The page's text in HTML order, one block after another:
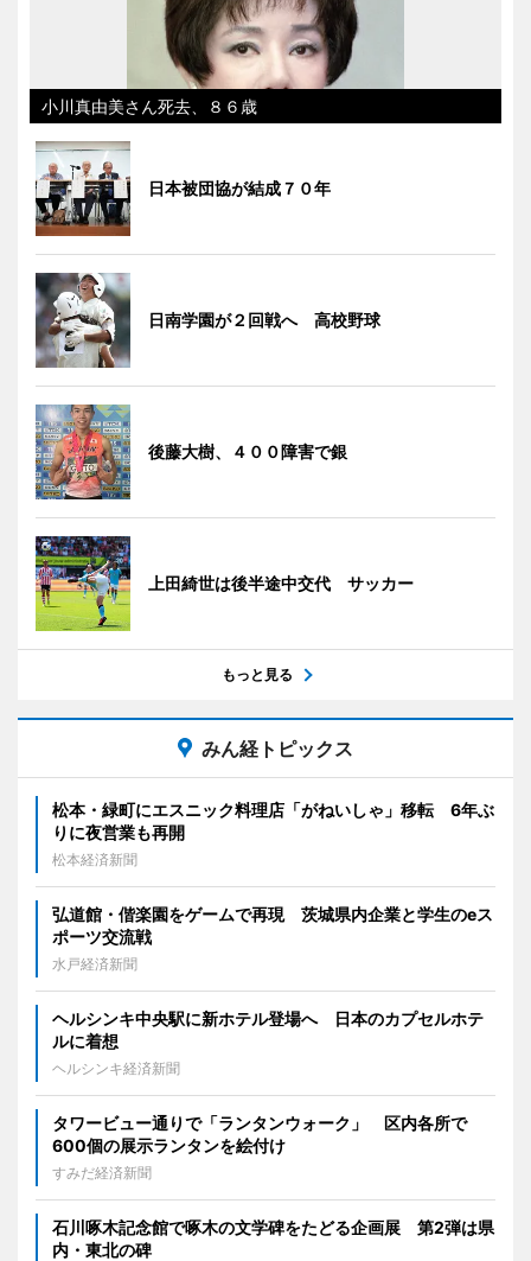
小川真由美さん死去、８６歳
日本被団協が結成７０年
日南学園が２回戦へ 高校野球
後藤大樹、４００障害で銀
上田綺世は後半途中交代 サッカー
もっと見る
みん経トピックス
松本・緑町にエスニック料理店「がねいしゃ」移転 6年ぶ
りに夜営業も再開
松本経済新聞
弘道館・偕楽園をゲームで再現 茨城県内企業と学生のeス
ポーツ交流戦
水戸経済新聞
ヘルシンキ中央駅に新ホテル登場へ 日本のカプセルホテ
ルに着想
ヘルシンキ経済新聞
タワービュー通りで「ランタンウォーク」 区内各所で
600個の展示ランタンを絵付け
すみだ経済新聞
石川啄木記念館で啄木の文学碑をたどる企画展 第2弾は県
内・東北の碑